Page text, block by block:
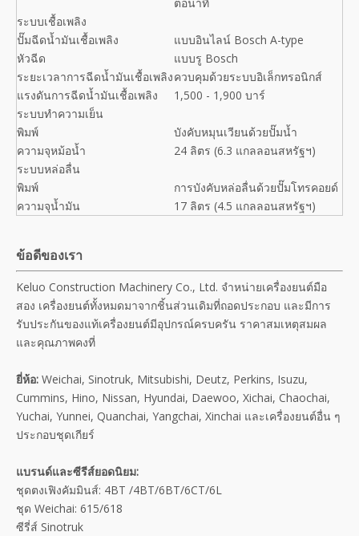
ระบบเชื้อเพลิง
ปั๊มฉีดน้ำมันเชื้อเพลิง
แบบอินไลน์ Bosch A-type
หัวฉีด
แบบรู Bosch
ระยะเวลาการฉีดน้ำมันเชื้อเพลิงควบคุมด้วยระบบอิเล็กทรอนิกส์
แรงดันการฉีดน้ำมันเชื้อเพลิง
1,500 - 1,900 บาร์
ระบบทำความเย็น
พิมพ์
บังคับหมุนเวียนด้วยปั๊มน้ำ
ความจุหม้อน้ำ
24 ลิตร (6.3 แกลลอนสหรัฐฯ)
ระบบหล่อลื่น
พิมพ์
การบังคับหล่อลื่นด้วยปั๊มโทรคอยด์
ความจุน้ำมัน
17 ลิตร (4.5 แกลลอนสหรัฐฯ)
ข้อดีของเรา
Keluo Construction Machinery Co., Ltd. จำหน่ายเครื่องยนต์มือ
สอง เครื่องยนต์ทั้งหมดมาจากชิ้นส่วนเดิมที่ถอดประกอบ และมีการ
รับประกันของแท้เครื่องยนต์มีอุปกรณ์ครบครัน ราคาสมเหตุสมผล
และคุณภาพคงที่
ยี่ห้อ: Weichai, Sinotruk, Mitsubishi, Deutz, Perkins, Isuzu,
Cummins, Hino, Nissan, Hyundai, Daewoo, Xichai, Chaochai,
Yuchai, Yunnei, Quanchai, Yangchai, Xinchai และเครื่องยนต์อื่น ๆ
ประกอบชุดเกียร์
แบรนด์และซีรีส์ยอดนิยม:
ชุดตงเฟิงคัมมินส์: 4BT /4BT/6BT/6CT/6L
ชุด Weichai: 615/618
ซีรี่ส์ Sinotruk